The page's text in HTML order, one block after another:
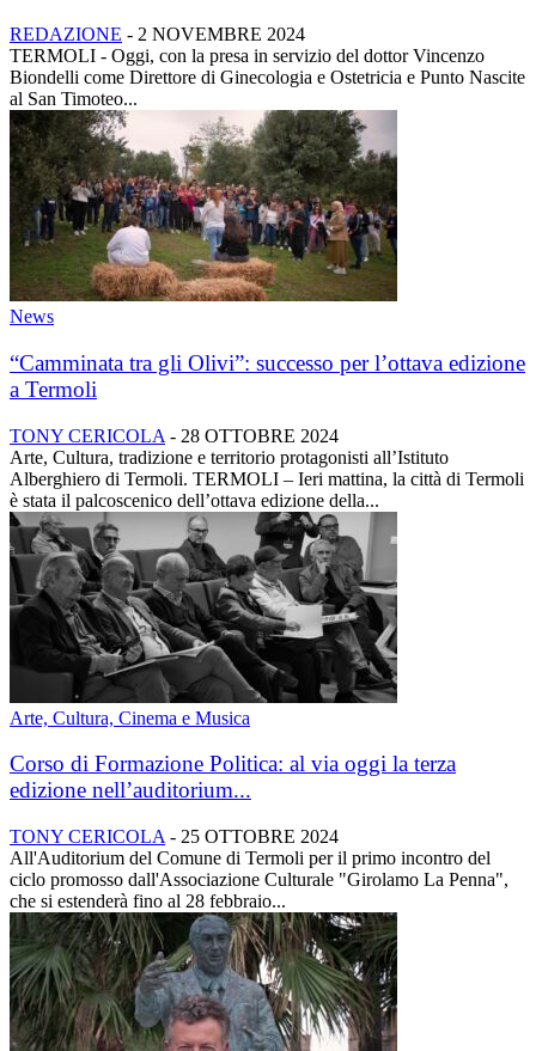
REDAZIONE - 2 NOVEMBRE 2024
TERMOLI - Oggi, con la presa in servizio del dottor Vincenzo
Biondelli come Direttore di Ginecologia e Ostetricia e Punto Nascite
al San Timoteo...
News
“Camminata tra gli Olivi”: successo per l’ottava edizione
a Termoli
TONY CERICOLA - 28 OTTOBRE 2024
Arte, Cultura, tradizione e territorio protagonisti all’Istituto
Alberghiero di Termoli. TERMOLI – Ieri mattina, la città di Termoli
è stata il palcoscenico dell’ottava edizione della...
Arte, Cultura, Cinema e Musica
Corso di Formazione Politica: al via oggi la terza
edizione nell’auditorium...
TONY CERICOLA - 25 OTTOBRE 2024
All'Auditorium del Comune di Termoli per il primo incontro del
ciclo promosso dall'Associazione Culturale "Girolamo La Penna",
che si estenderà fino al 28 febbraio...